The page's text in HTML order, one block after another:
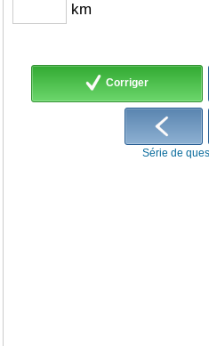
km
Corriger
Série de